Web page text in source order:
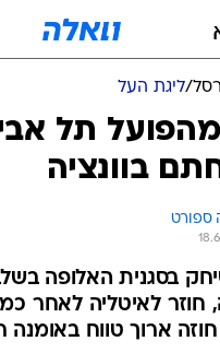
/ליגת העל
תל
בוונציה
ספורט
בסגנית האלופה
חוזר לאיטליה לאחר
ארוך טווח באומנה